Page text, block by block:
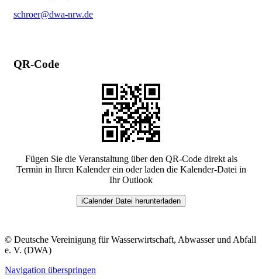
schroer@dwa-nrw.de
QR-Code
Fügen Sie die Veranstaltung über den QR-Code direkt als
Termin in Ihren Kalender ein oder laden die Kalender-Datei in
Ihr Outlook
iCalender Datei herunterladen
© Deutsche Vereinigung für Wasserwirtschaft, Abwasser und Abfall
e. V. (DWA)
Navigation überspringen